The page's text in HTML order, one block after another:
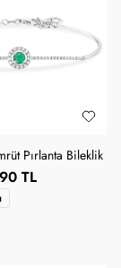
Pırlanta Bileklik
TL